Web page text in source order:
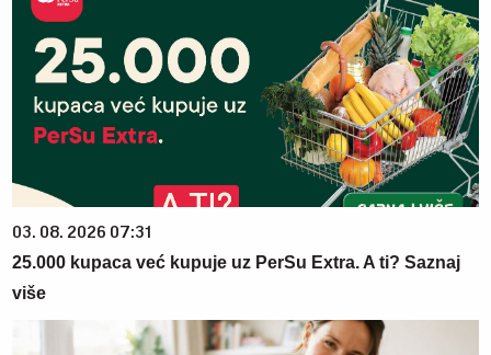
03. 08. 2026 07:31
25.000 kupaca već kupuje uz PerSu Extra. A ti? Saznaj
više